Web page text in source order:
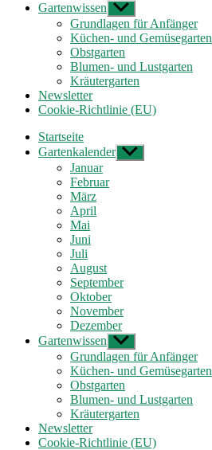
Gartenwissen Untermenü
anzeigen
Grundlagen für Anfänger
Küchen- und Gemüsegarten
Obstgarten
Blumen- und Lustgarten
Kräutergarten
Newsletter
Cookie-Richtlinie (EU)
Startseite
Gartenkalender Untermenü
anzeigen
Januar
Februar
März
April
Mai
Juni
Juli
August
September
Oktober
November
Dezember
Gartenwissen Untermenü
anzeigen
Grundlagen für Anfänger
Küchen- und Gemüsegarten
Obstgarten
Blumen- und Lustgarten
Kräutergarten
Newsletter
Cookie-Richtlinie (EU)